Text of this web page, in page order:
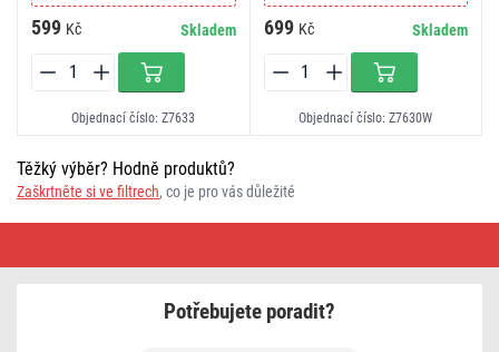
599 Kč Skladem
Objednací číslo: Z7633
699 Kč Skladem
Objednací číslo: Z7630W
Těžký výběr? Hodně produktů?
Zaškrtněte si ve filtrech, co je pro vás důležité
Potřebujete poradit?